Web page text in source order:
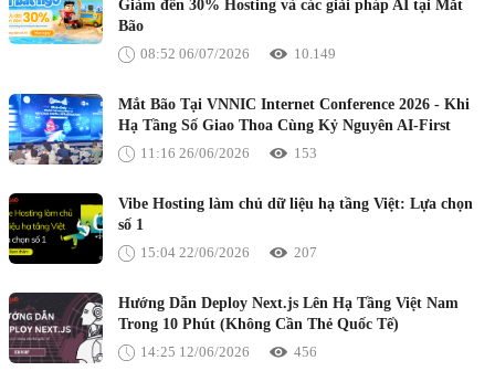
Giảm đến 30% Hosting và các giải pháp AI tại Mắt
Bão
08:52 06/07/2026
10.149
Mắt Bão Tại VNNIC Internet Conference 2026 - Khi
Hạ Tầng Số Giao Thoa Cùng Kỷ Nguyên AI-First
11:16 26/06/2026
153
Vibe Hosting làm chủ dữ liệu hạ tầng Việt: Lựa chọn
số 1
15:04 22/06/2026
207
Hướng Dẫn Deploy Next.js Lên Hạ Tầng Việt Nam
Trong 10 Phút (Không Cần Thẻ Quốc Tế)
14:25 12/06/2026
456